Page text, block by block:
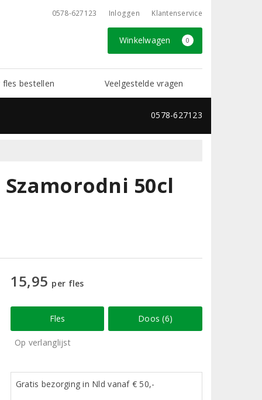
0578-627123 Inloggen Klantenservice
Winkelwagen 0
fles bestellen Veelgestelde vragen
0578-627123
50cl
15,95 per fles
Fles Doos (6)
Op verlanglijst
Gratis bezorging in Nld vanaf € 50,-